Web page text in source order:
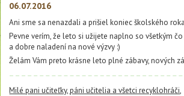
06.07.2016
Ani sme sa nenazdali a prišiel koniec školského
Pevne verím, že leto si užijete naplno so všetkým
a dobre naladení na nové výzvy :)
Želám Vám preto krásne leto plné zábavy, nových
Milé pani učiteľky, páni učitelia a všetci recyklohráči,